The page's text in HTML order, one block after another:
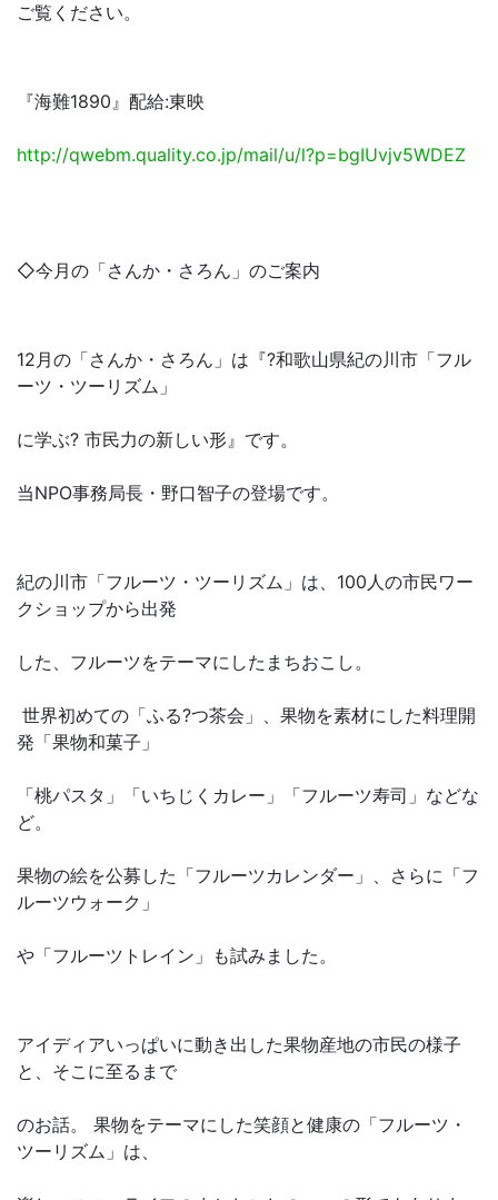
ご覧ください。
『海難1890』配給:東映
http://qwebm.quality.co.jp/mail/u/l?p=bgIUvjv5WDEZ
◇今月の「さんか・さろん」のご案内
12月の「さんか・さろん」は『?和歌山県紀の川市「フル
ーツ・ツーリズム」
に学ぶ? 市民力の新しい形』です。
当NPO事務局長・野口智子の登場です。
紀の川市「フルーツ・ツーリズム」は、100人の市民ワー
クショップから出発
した、フルーツをテーマにしたまちおこし。
世界初めての「ふる?つ茶会」、果物を素材にした料理開
発「果物和菓子」
「桃パスタ」「いちじくカレー」「フルーツ寿司」などな
ど。
果物の絵を公募した「フルーツカレンダー」、さらに「フ
ルーツウォーク」
や「フルーツトレイン」も試みました。
アイディアいっぱいに動き出した果物産地の市民の様子
と、そこに至るまで
のお話。 果物をテーマにした笑顔と健康の「フルーツ・
ツーリズム」は、